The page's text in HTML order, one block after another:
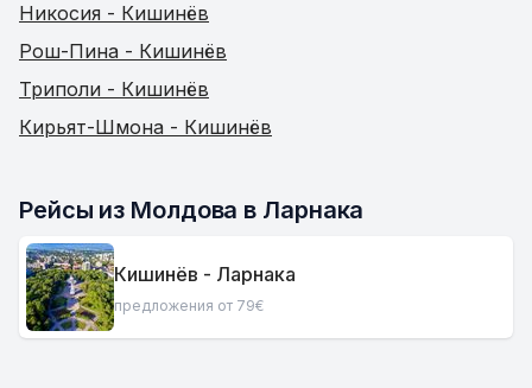
Никосия - Кишинёв
Рош-Пина - Кишинёв
Триполи - Кишинёв
Кирьят-Шмона - Кишинёв
Рейсы из Молдова в Ларнака
Кишинёв - Ларнака
предложения от 79€